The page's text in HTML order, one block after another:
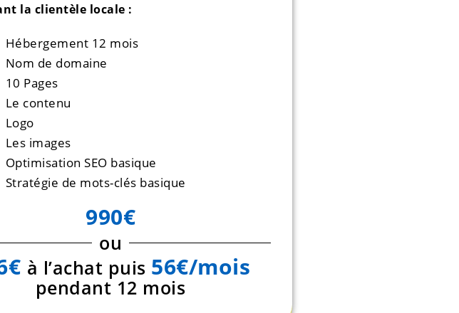
la clientèle locale :
Hébergement 12 mois
Nom de domaine
10 Pages
Le contenu
Logo
Les images
Optimisation SEO basique
Stratégie de mots-clés basique
990€
ou
à l’achat puis 56€/mois
pendant 12 mois